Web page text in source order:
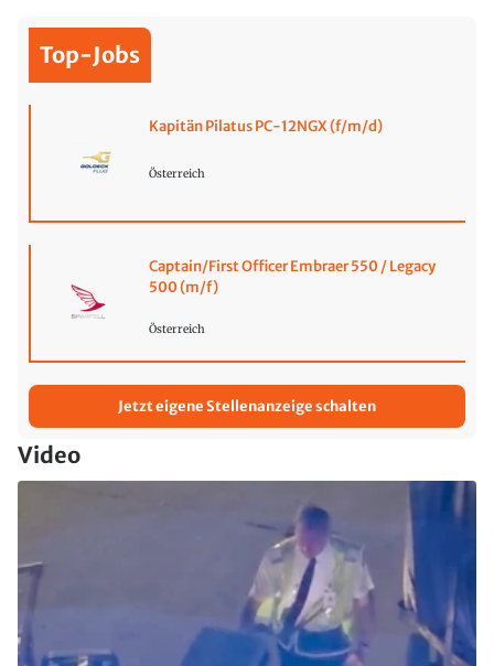
Top-Jobs
Kapitän Pilatus PC-12NGX (f/m/d)
Österreich
Captain/First Officer Embraer 550 / Legacy
500 (m/f)
Österreich
Jetzt eigene Stellenanzeige schalten
Video